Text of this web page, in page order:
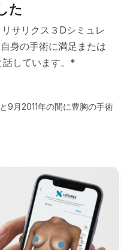
た
サリクス３Dシミュレ
身の手術に満足または
話しています。*
9月2011年の間に豊胸の手術